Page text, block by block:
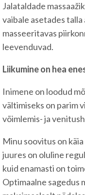
Jalataldade
vaibale asetades
masseeritavas
leevenduvad.
Liikumine on hea
Inimene on loodud
vältimiseks on parim
võimlemis- ja
Minu soovitus on
juures on oluline
kuid enamasti on
Optimaalne sagedus